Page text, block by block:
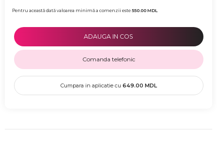
Pentru această dată valoarea minimă a comenzii este550.00MDL
ADAUGA IN COS
Comanda telefonic
Cumpara in aplicatie cu 649.00 MDL